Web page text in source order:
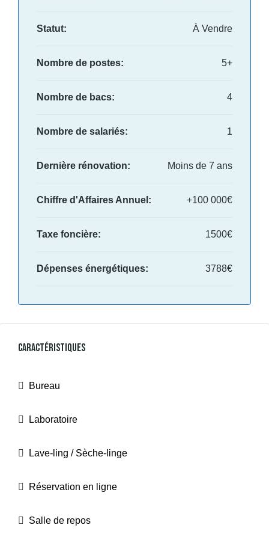
Statut: À Vendre
Nombre de postes: 5+
Nombre de bacs: 4
Nombre de salariés: 1
Dernière rénovation: Moins de 7 ans
Chiffre d'Affaires Annuel: +100 000€
Taxe foncière: 1500€
Dépenses énergétiques: 3788€
Caractéristiques
Bureau
Laboratoire
Lave-ling / Sèche-linge
Réservation en ligne
Salle de repos